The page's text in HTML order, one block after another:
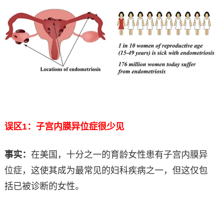
误区1：子宫内膜异位症很少见
事实： 在美国，十分之一的育龄女性患有子宫内膜异
位症，这使其成为最常见的妇科疾病之一，但这仅包
括已被诊断的女性。